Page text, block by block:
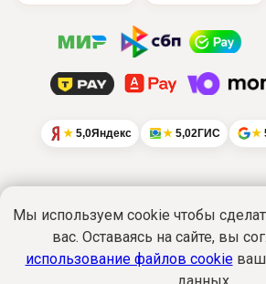
5,0Яндекс 5,02ГИС
Интернет-сайт
исключительно
и не является публичной
Подробнее
Мы используем cookie чтобы
вас. Оставаясь на сайте, вы
использование файлов cookie